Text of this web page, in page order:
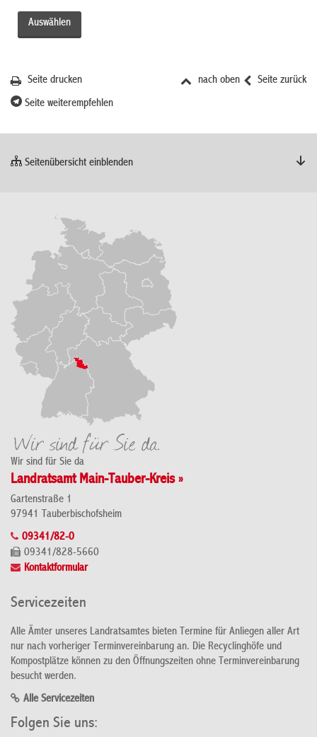
Seite zurück
nach oben
Seite drucken
Seite weiterempfehlen
Seitenübersicht einblenden
Wir sind für Sie da
Landratsamt Main-Tauber-Kreis »
Gartenstraße 1
97941 Tauberbischofsheim
09341/82-0
09341/828-5660
Kontaktformular
Servicezeiten
Alle Ämter unseres Landratsamtes bieten Termine für Anliegen aller Art
nur nach vorheriger Terminvereinbarung an. Die Recyclinghöfe und
Kompostplätze können zu den Öffnungszeiten ohne Terminvereinbarung
besucht werden.
Alle Servicezeiten
Folgen Sie uns: